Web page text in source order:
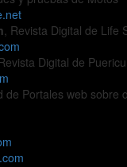
, Revista Digital de Life
Digital de
de Portales web sobre